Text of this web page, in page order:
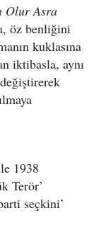
Olur Asra
öz benliğini
kuklasına
iktibasla, aynı
1938
Terör’
seçkini’